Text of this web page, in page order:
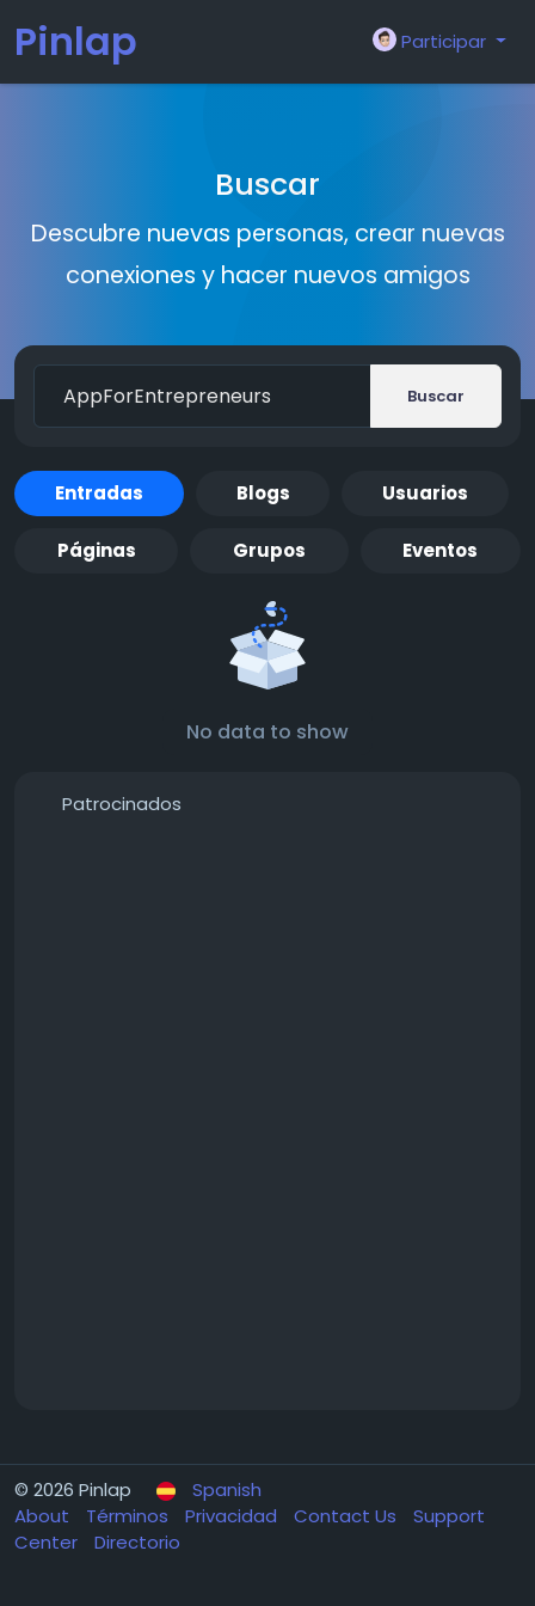
Pinlap Participar
Buscar
Descubre nuevas personas, crear nuevas
conexiones y hacer nuevos amigos
Buscar
Entradas Blogs Usuarios
Páginas Grupos Eventos
No data to show
Patrocinados
© 2026 Pinlap
Spanish
About
Términos Privacidad Contact Us
Support
Center
Directorio